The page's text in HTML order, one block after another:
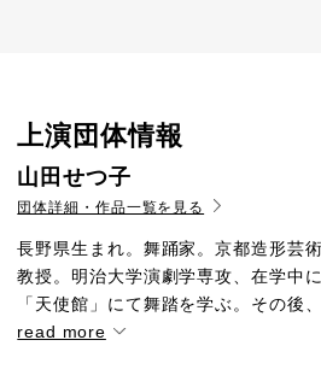
上演団体情報
山田せつ子
団体詳細・作品一覧を見る
長野県生まれ。舞踊家。京都造形芸
教授。明治大学演劇学専攻、在学中
「天使館」にて舞踏を学ぶ。その後
read more